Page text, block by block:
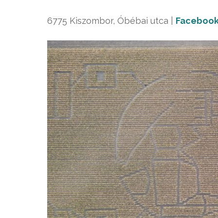
6775 Kiszombor, Óbébai utca |